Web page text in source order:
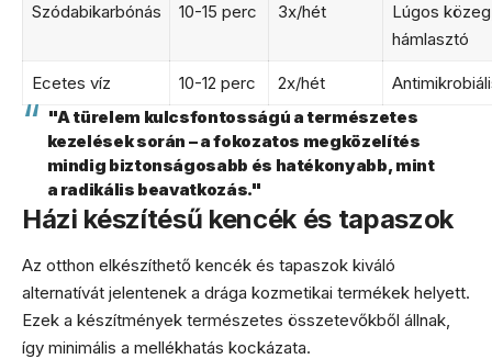
Szódabikarbónás 10-15 perc 3x/hét
Lúgos
hámlasztó
Ecetes víz 10-12 perc 2x/hét
"A türelem kulcsfontosságú a természetes
kezelések során – a fokozatos megközelítés
mindig biztonságosabb és hatékonyabb, mint
a radikális beavatkozás."
Házi készítésű kencék és tapaszok
Az otthon elkészíthető kencék és tapaszok kiváló
alternatívát jelentenek a drága kozmetikai termékek helyett.
Ezek a készítmények természetes összetevőkből állnak,
így minimális a mellékhatás kockázata.